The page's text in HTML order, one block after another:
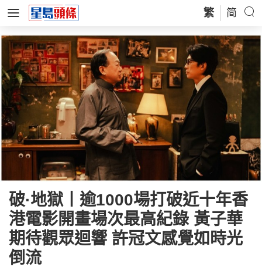
繁 简
破·地獄丨逾1000場打破近十年香
港電影開畫場次最高紀錄 黃子華
期待觀眾迴響 許冠文感覺如時光
倒流